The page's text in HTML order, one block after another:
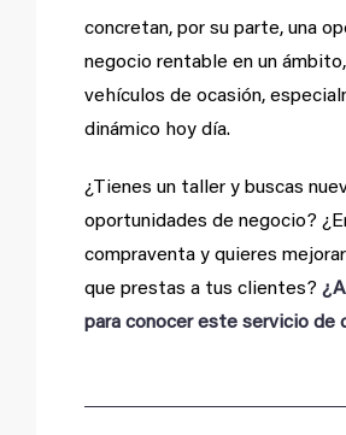
concretan, por su parte, una
negocio rentable en un
vehículos de ocasión,
dinámico hoy día.
¿Tienes un taller y buscas
oportunidades de negocio?
compraventa y quieres
que prestas a tus clientes?
para conocer este servicio de